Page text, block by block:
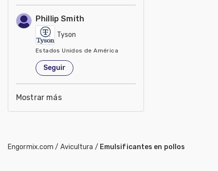
Phillip Smith
Tyson
Estados Unidos de América
Seguir
Mostrar más
Engormix.com / Avicultura / Emulsificantes en pollos